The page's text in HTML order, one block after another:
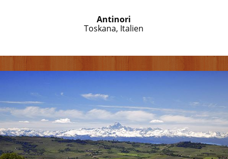
Antinori
Toskana, Italien